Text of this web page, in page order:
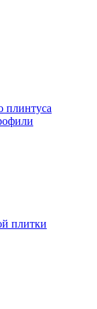
плинтуса
плитки